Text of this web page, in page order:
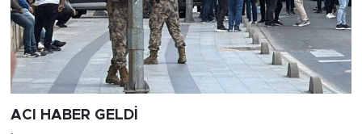
ACI HABER GELDİ